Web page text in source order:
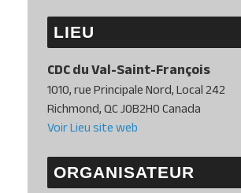
LIEU
CDC du Val-Saint-François
1010, rue Principale Nord, Local 242
Richmond,QCJ0B2H0Canada
Voir Lieu site web
ORGANISATEUR